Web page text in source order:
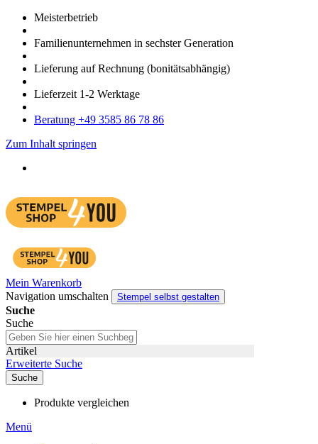
Meister­betrieb
Familien­unter­nehmen in sechster Gene­ration
Lieferung auf Rech­nung (bonitätsabhängig)
Liefer­zeit 1-2 Werk­tage
Bera­tung +49 3585 86 78 86
Zum Inhalt springen
Mein Warenkorb
Navigation umschalten
Stempel selbst gestalten
Suche
Suche
Artikel
Erweiterte Suche
Suche
Produkte vergleichen
Menü